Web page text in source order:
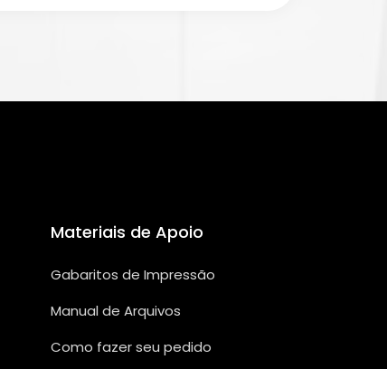
Materiais de Apoio
Gabaritos de Impressão
Manual de Arquivos
Como fazer seu pedido